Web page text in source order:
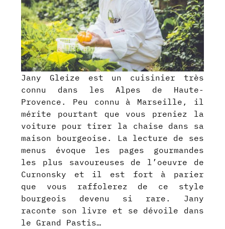
Jany Gleize est un cuisinier très
connu dans les Alpes de Haute-
Provence. Peu connu à Marseille, il
mérite pourtant que vous preniez la
voiture pour tirer la chaise dans sa
maison bourgeoise. La lecture de ses
menus évoque les pages gourmandes
les plus savoureuses de l’oeuvre de
Curnonsky et il est fort à parier
que vous raffolerez de ce style
bourgeois devenu si rare. Jany
raconte son livre et se dévoile dans
le Grand Pastis…